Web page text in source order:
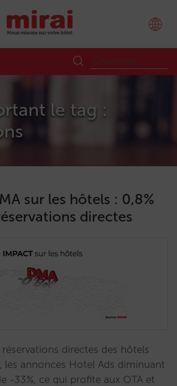
le tag :
sur les hôtels : 0,8%
directes
directes des hôtels
les annonces Hotel Ads diminuant
-33%, ce qui profite aux OTA et